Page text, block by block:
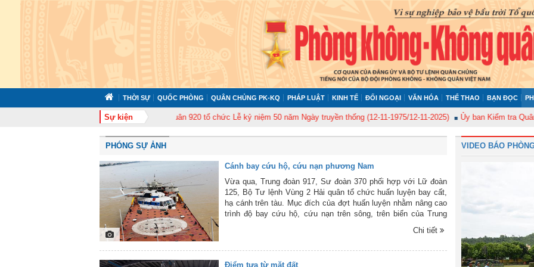
THỜI SỰ QUỐC PHÒNG QUÂN CHỦNG PK-KQ PHÁP LUẬT KINH TẾ ĐỐI NGOẠI VĂN HÓA THỂ THAO BẠN ĐỌC
Sự kiện
Trung đoàn Không quân 920 tổ chức Lễ kỷ niệm 50 năm Ngày truyền thống (12-11-1975/12-11-2025) Ủy ban Kiểm tra Quân ủy
PHÓNG SỰ ẢNH
Cánh bay cứu hộ, cứu nạn phương Nam
Vừa qua, Trung đoàn 917, Sư đoàn 370 phối hợp với Lữ đoàn
125, Bộ Tư lệnh Vùng 2 Hải quân tổ chức huấn luyện bay cất,
hạ cánh trên tàu. Mục đích của đợt huấn luyện nhằm nâng cao
trình độ bay cứu hộ, cứu nạn trên sông, trên biển của Trung
tốt công tác chuẩn bị về mọi mặt nên Trung đoàn 917 đã hoàn
Chi tiết
Điểm tựa từ mặt đất
VIDEO BÁO